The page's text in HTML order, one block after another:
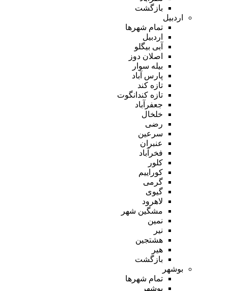
بازگشت
اردبیل
تمام شهر‌ها
اردبیل
آبی بیگلو
اصلان دوز
بیله سوار
پارس آباد
تازه کند
تازه کندانگوت
جعفرآباد
خلخال
رضی
سرعین
عنبران
فخرآباد
کلور
کوراییم
گرمی
گیوی
لاهرود
مشگین شهر
نمین
نیر
هشتجین
هیر
بازگشت
بوشهر
تمام شهر‌ها
بوشهر